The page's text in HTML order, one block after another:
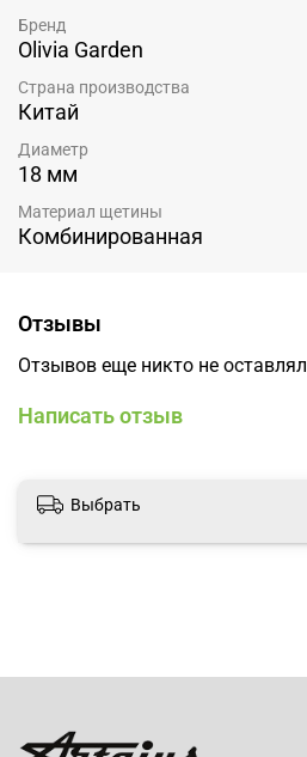
Бренд
Olivia Garden
Страна производства
Китай
Диаметр
18 мм
Материал щетины
Комбинированная
Отзывы
Отзывов еще никто не оставлял
Написать отзыв
Выбрать